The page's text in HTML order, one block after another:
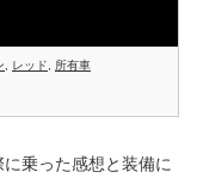
レッド 所有車
乗った感想と装備に